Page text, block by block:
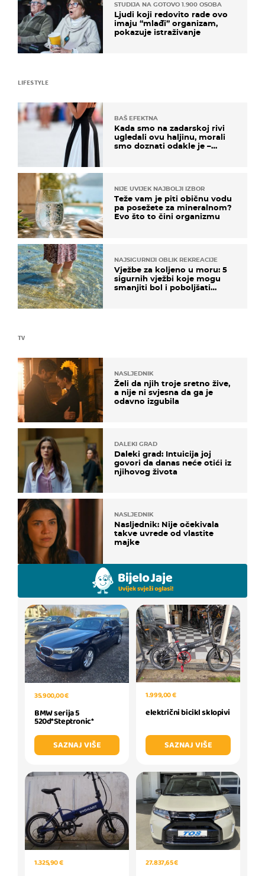
STUDIJA NA GOTOVO 1.900 OSOBA
Ljudi koji redovito rade ovo
imaju “mlađi” organizam,
pokazuje istraživanje
TV
NASLJEDNIK
Želi da njih troje sretno žive,
a nije ni svjesna da ga je
odavno izgubila
DALEKI GRAD
Daleki grad: Intuicija joj
govori da danas neće otići iz
njihovog života
NASLJEDNIK
Nasljednik: Nije očekivala
takve uvrede od vlastite
majke
LIFESTYLE
BAŠ EFEKTNA
Kada smo na zadarskoj rivi
ugledali ovu haljinu, morali
smo doznati odakle je –
NIJE UVIJEK NAJBOLJI IZBOR
Teže vam je piti običnu vodu
pa posežete za mineralnom?
Evo što to čini organizmu
NAJSIGURNIJI OBLIK REKREACIJE
Vježbe za koljeno u moru: 5
sigurnih vježbi koje mogu
smanjiti bol i poboljšati
35.900,00 €
BMW serija 5
520d*Steptronic*
SAZNAJ VIŠE
1.999,00 €
električni bicikl sklopivi
SAZNAJ VIŠE
1.325,90 € 27.837,65 €